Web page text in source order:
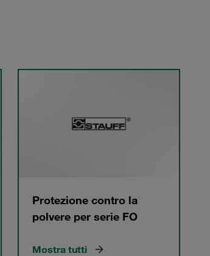
Protezione contro la
polvere per serie FO
Mostra tutti